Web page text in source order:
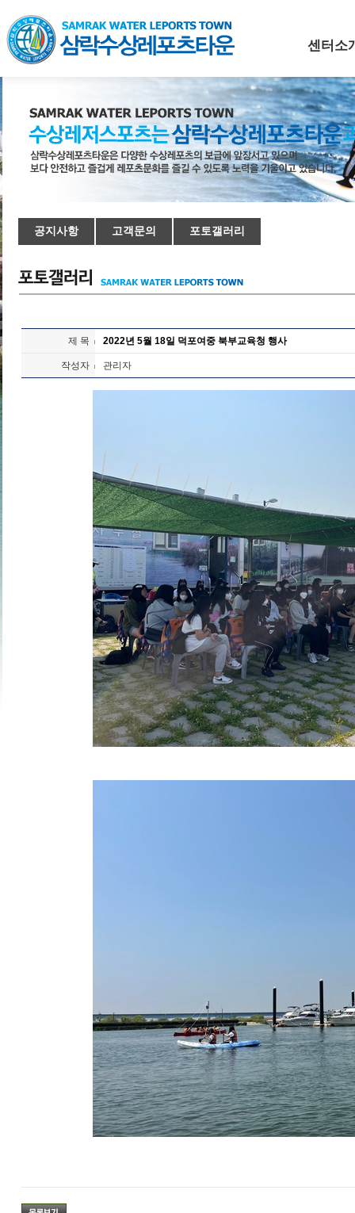
센터소
공지사항 고객문의 포토갤러리
제 목 2022년 5월 18일 덕포여중 북부교육청 행사
작성자 관리자